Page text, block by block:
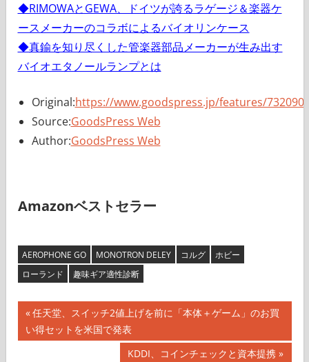
◆RIMOWAとGEWA、ドイツが誇るラゲージ＆楽器ケ
ースメーカーのコラボによるバイオリンケース
◆真鍮を知り尽くした管楽器部品メーカーが生み出す
バイオエタノールランプとは
Original:https://www.goodspress.jp/features/732090/
Source:GoodsPress Web
Author:GoodsPress Web
Amazonベストセラー
AEROPHONE GO MONOTRON DELEY コルグ
ホビー
ローランド
趣味ギア適性診断
投
稿
前
の
記
任天堂、スイッチ2値上げを前に「本体＋ゲーム」のお買
い得セットを米国で発表
次
KDDI、コインチェックと資本提携